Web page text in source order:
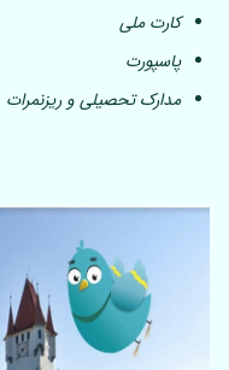
کارت ملی
پاسپورت
مدارک تحصیلی و ریزنمرات